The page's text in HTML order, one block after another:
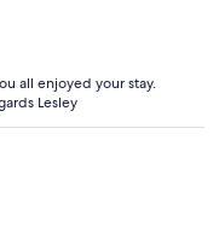
all enjoyed your stay.
Lesley